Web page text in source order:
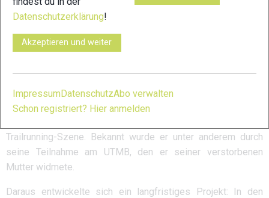
sagte Granet nach dem Zieleinlauf.
Sportliche Herausforderungen mit
gesellschaftlichem Hintergrund
Matthis Granet gilt seit Jahren als einer der kreativsten und
Trailrunning-Szene. Bekannt wurde er unter anderem durch
seine Teilnahme am UTMB, den er seiner verstorbenen
Mutter widmete.
Daraus entwickelte sich ein langfristiges Projekt: In den
Datenschutzerklärung!
Akzeptieren und weiter
Impressum DatenschutzAbo verwalten
Schon registriert? Hier anmelden